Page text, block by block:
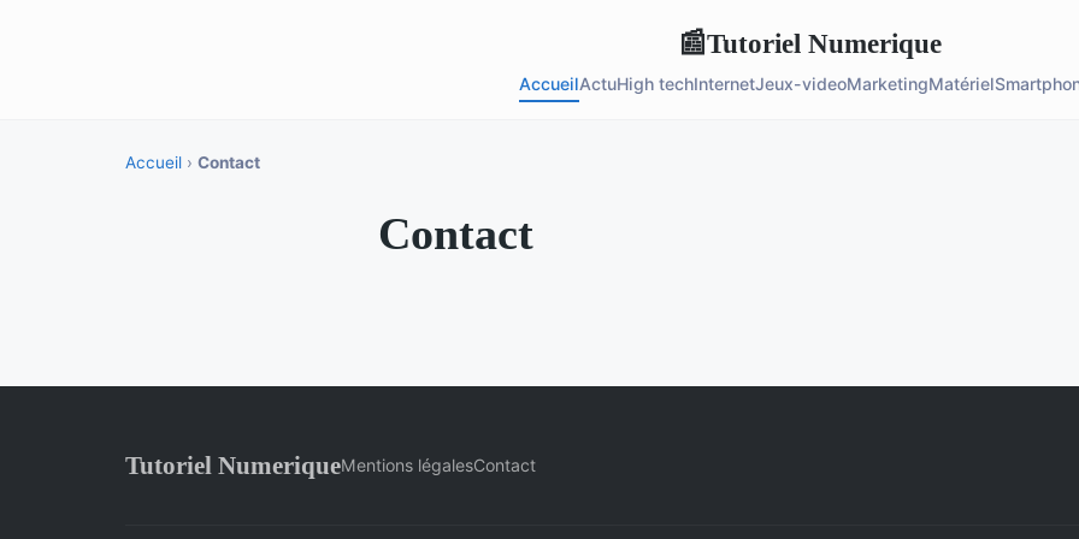
📰Tutoriel Numerique
AccueilActuHigh techInternetJeux-videoMarketingMatériel
Accueil › Contact
Contact
Tutoriel NumeriqueMentions légalesContact